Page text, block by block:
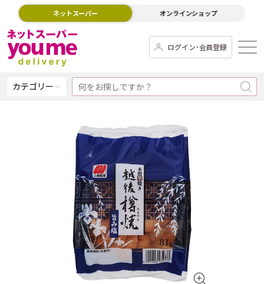
ネットスーパー オンラインショップ
ログイン･会員登録
カテゴリー